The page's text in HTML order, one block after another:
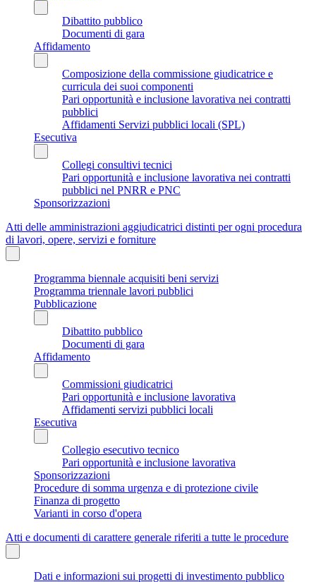
Dibattito pubblico
Documenti di gara
Affidamento
Composizione della commissione giudicatrice e
curricula dei suoi componenti
Pari opportunità e inclusione lavorativa nei contratti
pubblici
Affidamenti Servizi pubblici locali (SPL)
Esecutiva
Collegi consultivi tecnici
Pari opportunità e inclusione lavorativa nei contratti
pubblici nel PNRR e PNC
Sponsorizzazioni
Atti delle amministrazioni aggiudicatrici distinti per ogni procedura
di lavori, opere, servizi e forniture
Programma biennale acquisiti beni servizi
Programma triennale lavori pubblici
Pubblicazione
Dibattito pubblico
Documenti di gara
Affidamento
Commissioni giudicatrici
Pari opportunità e inclusione lavorativa
Affidamenti servizi pubblici locali
Esecutiva
Collegio esecutivo tecnico
Pari opportunità e inclusione lavorativa
Sponsorizzazioni
Procedure di somma urgenza e di protezione civile
Finanza di progetto
Varianti in corso d'opera
Atti e documenti di carattere generale riferiti a tutte le procedure
Dati e informazioni sui progetti di investimento pubblico